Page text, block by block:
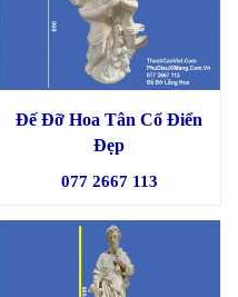
Đế Đỡ Hoa Tân Cổ Điển
Đẹp
077 2667 113